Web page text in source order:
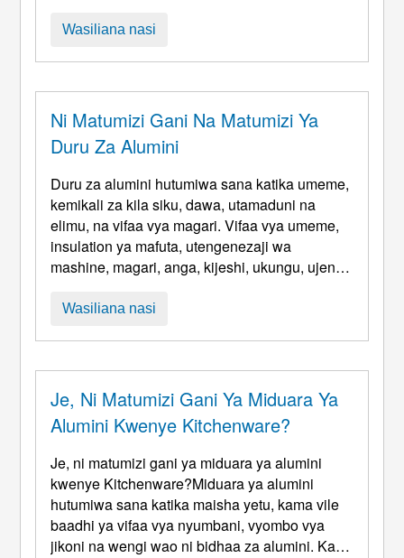
mengine), kiwango cha juu cha sikio ni suala la
wa kikombe kisicho na mashimo baada ya
kuchora, ipi ...
Wasiliana nasi
Ni Matumizi Gani Na Matumizi Ya
Duru Za Alumini
Duru za alumini hutumiwa sana katika umeme,
kemikali za kila siku, dawa, utamaduni na
elimu, na vifaa vya magari. Vifaa vya umeme,
insulation ya mafuta, utengenezaji wa
mashine, magari, anga, kijeshi, ukungu, ujenzi,
vyombo vya jikoni kama vile sufuria zisizo na
ya heater ya maji, st ...
Wasiliana nasi
Je, Ni Matumizi Gani Ya Miduara Ya
Alumini Kwenye Kitchenware?
Je, ni matumizi gani ya miduara ya alumini
kwenye Kitchenware?Miduara ya alumini
hutumiwa sana katika maisha yetu, kama vile
baadhi ya vifaa vya nyumbani, vyombo vya
jikoni na wengi wao ni bidhaa za alumini. Kaki